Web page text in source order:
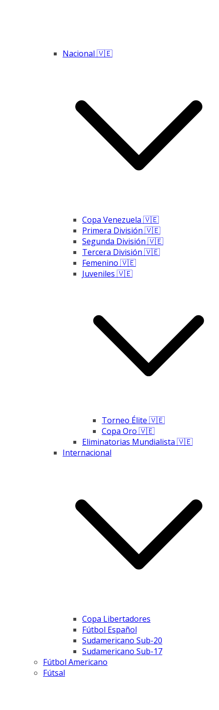
Nacional 🇻🇪
Copa Venezuela 🇻🇪
Primera División 🇻🇪
Segunda División 🇻🇪
Tercera División 🇻🇪
Femenino 🇻🇪
Juveniles 🇻🇪
Torneo Élite 🇻🇪
Copa Oro 🇻🇪
Eliminatorias Mundialista 🇻🇪
Internacional
Copa Libertadores
Fútbol Español
Sudamericano Sub-20
Sudamericano Sub-17
Fútbol Americano
Fútsal